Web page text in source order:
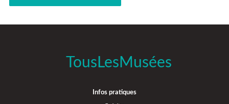
TousLesMusées
Infos pratiques